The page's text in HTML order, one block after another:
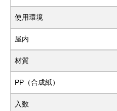
使用環境
屋内
材質
PP（合成紙）
入数